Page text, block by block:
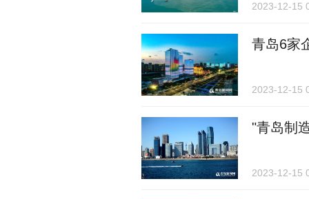
2023-12-15
青岛6家
2023-12-15
"青岛制
2023-12-15